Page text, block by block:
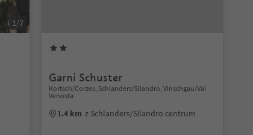
1/7
Garni Schuster
Kortsch/Corzes, Schlanders/Silandro, Vinschgau/Val
Venosta
1.4 km z Schlanders/Silandro centrum